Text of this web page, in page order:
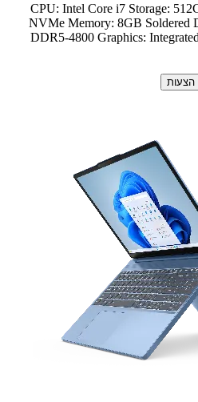
CPU: Intel Core i7 Storage:
NVMe Memory: 8GB
DDR5-4800 Graphics: